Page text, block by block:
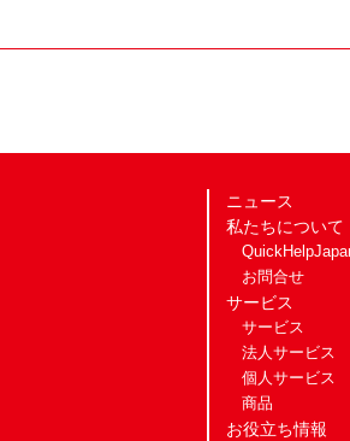
ニュース
私たちについて
お問合せ
サービス
サービス
法人サービス
個人サービス
商品
お役立ち情報